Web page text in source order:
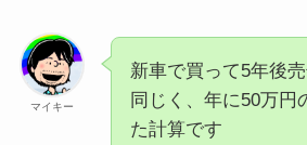
マイキー
新車で買って5年後
同じく、年に50万円
た計算です